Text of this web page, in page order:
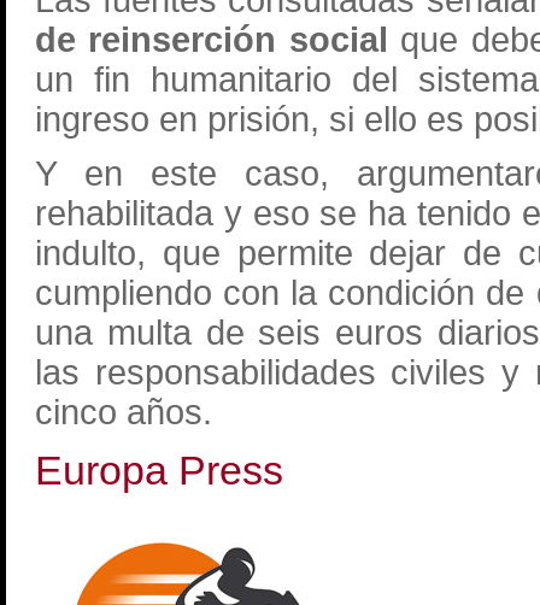
de reinserción social que
un fin humanitario del
ingreso en prisión, si ello es
Y en este caso,
rehabilitada y eso se ha tenido
indulto, que permite dejar de
cumpliendo con la condición
una multa de seis euros
las responsabilidades civiles
cinco años.
Europa Press